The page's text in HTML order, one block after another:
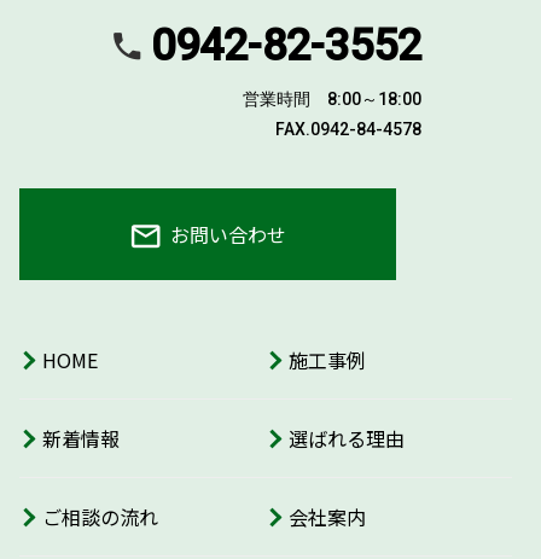
0942-82-3552
営業時間 8:00～18:00
FAX.0942-84-4578
お問い合わせ
HOME 施工事例
新着情報 選ばれる理由
ご相談の流れ 会社案内